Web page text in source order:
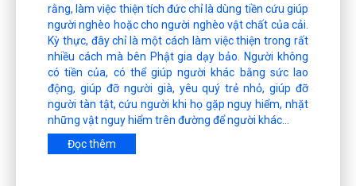
rằng, làm việc thiện tích đức chỉ là dùng tiền cứu giúp
người nghèo hoặc cho người nghèo vật chất của cải.
Kỳ thực, đây chỉ là một cách làm việc thiện trong rất
nhiều cách mà bên Phật gia dạy bảo. Người không
có tiền của, có thể giúp người khác bằng sức lao
động, giúp đỡ người già, yêu quý trẻ nhỏ, giúp đỡ
người tàn tật, cứu người khi họ gặp nguy hiểm, nhặt
những vật nguy hiểm trên đường để người khác...
Đọc thêm